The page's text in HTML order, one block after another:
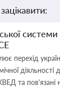
перехід
діяльності
та пов'язані